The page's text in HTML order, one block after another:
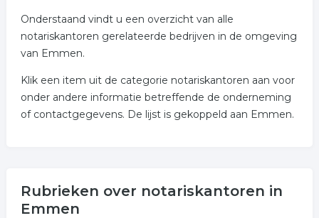
Onderstaand vindt u een overzicht van alle
notariskantoren gerelateerde bedrijven in de omgeving
van Emmen.
Klik een item uit de categorie notariskantoren aan voor
onder andere informatie betreffende de onderneming
of contactgegevens. De lijst is gekoppeld aan Emmen.
Rubrieken over notariskantoren in
Emmen